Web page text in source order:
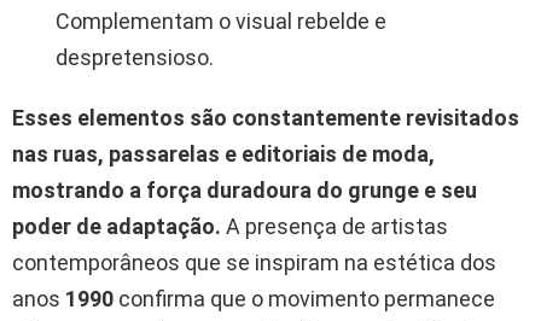
Complementam o visual rebelde e
despretensioso.
Esses elementos são constantemente revisitados
nas ruas, passarelas e editoriais de moda,
mostrando a força duradoura do grunge e seu
poder de adaptação. A presença de artistas
contemporâneos que se inspiram na estética dos
anos 1990 confirma que o movimento permanece